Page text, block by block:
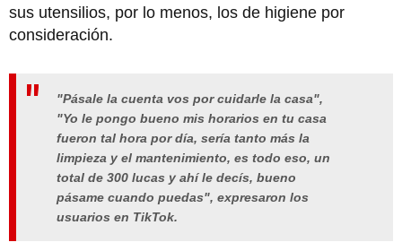
sus utensilios, por lo menos, los de higiene por
consideración.
"Pásale la cuenta vos por cuidarle la casa",
"Yo le pongo bueno mis horarios en tu casa
fueron tal hora por día, sería tanto más la
limpieza y el mantenimiento, es todo eso, un
total de 300 lucas y ahí le decís, bueno
pásame cuando puedas", expresaron los
usuarios en TikTok.